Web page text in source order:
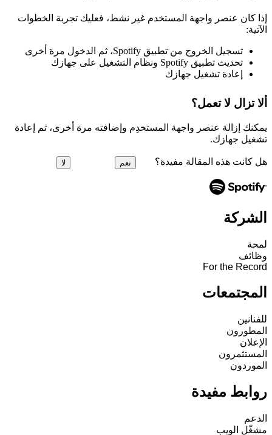
إذا كان عنصر واجهة المستخدم غير نشط، فعليك تجربة الخطوات
الآتية:
تسجيل الخروج من تطبيق Spotify، ثم الدخول مرة أخرى
تحديث تطبيق Spotify ونظام التشغيل على جهازك
إعادة تشغيل جهازك
ألا تزال لا تعمل؟
يمكنك إزالة عنصر واجهة المستخدِم وإضافته مرة أخرى، ثم إعادة
تشغيل جهازك.
هل كانت هذه المقالة مفيدة؟ نعم لا
الشركة
لمحة
وظائف
For the Record
المجتمعات
للفنانين
المطورون
الإعلان
المستثمرون
الموردون
روابط مفيدة
الدعم
مشغّل الويب